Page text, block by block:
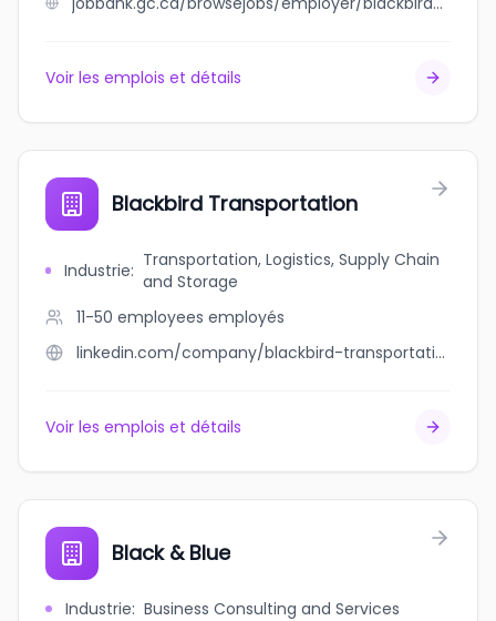
Voir les emplois et détails
Blackbird Transportation
Industrie: Transportation, Logistics, Supply Chain
and Storage
11-50 employees employés
linkedin.com/company/blackbird-transportation
Voir les emplois et détails
Black & Blue
Industrie: Business Consulting and Services